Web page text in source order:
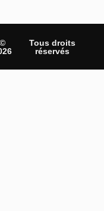
©
Tous droits
réservés